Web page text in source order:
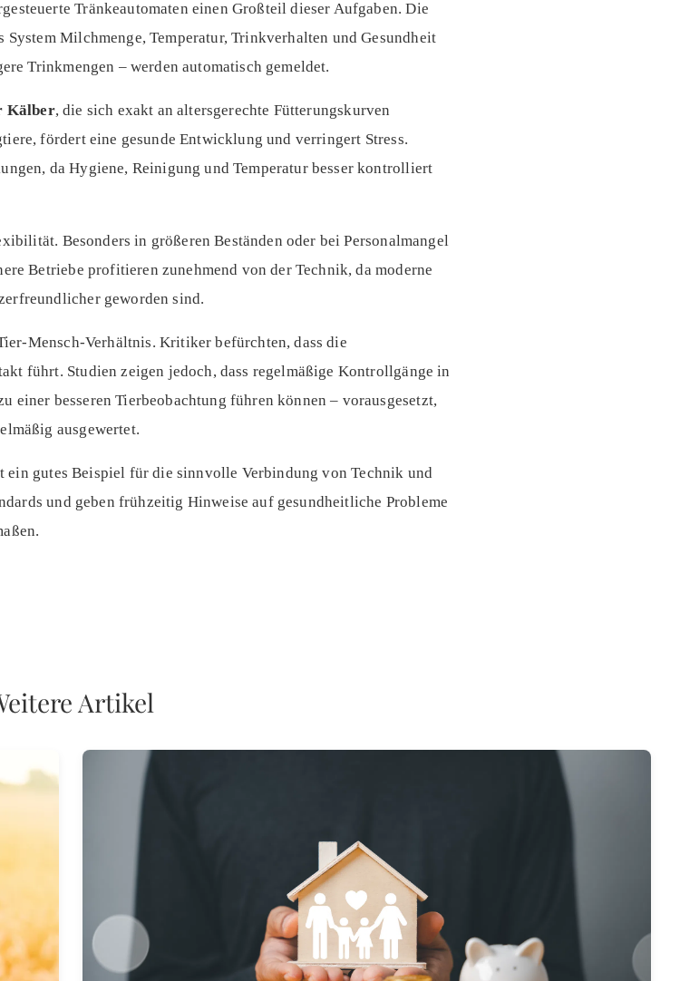
Tränkeautomaten einen Großteil dieser Aufgaben. Die
Milchmenge, Temperatur, Trinkverhalten und Gesundheit
Trinkmengen – werden automatisch gemeldet.
Kälber, die sich exakt an altersgerechte Fütterungskurven
fördert eine gesunde Entwicklung und verringert Stress.
da Hygiene, Reinigung und Temperatur besser kontrolliert
Besonders in größeren Beständen oder bei Personalmangel
Betriebe profitieren zunehmend von der Technik, da moderne
geworden sind.
Mensch-Verhältnis. Kritiker befürchten, dass die
führt. Studien zeigen jedoch, dass regelmäßige Kontrollgänge in
einer besseren Tierbeobachtung führen können – vorausgesetzt,
ausgewertet.
ein gutes Beispiel für die sinnvolle Verbindung von Technik und
und geben frühzeitig Hinweise auf gesundheitliche Probleme
Artikel